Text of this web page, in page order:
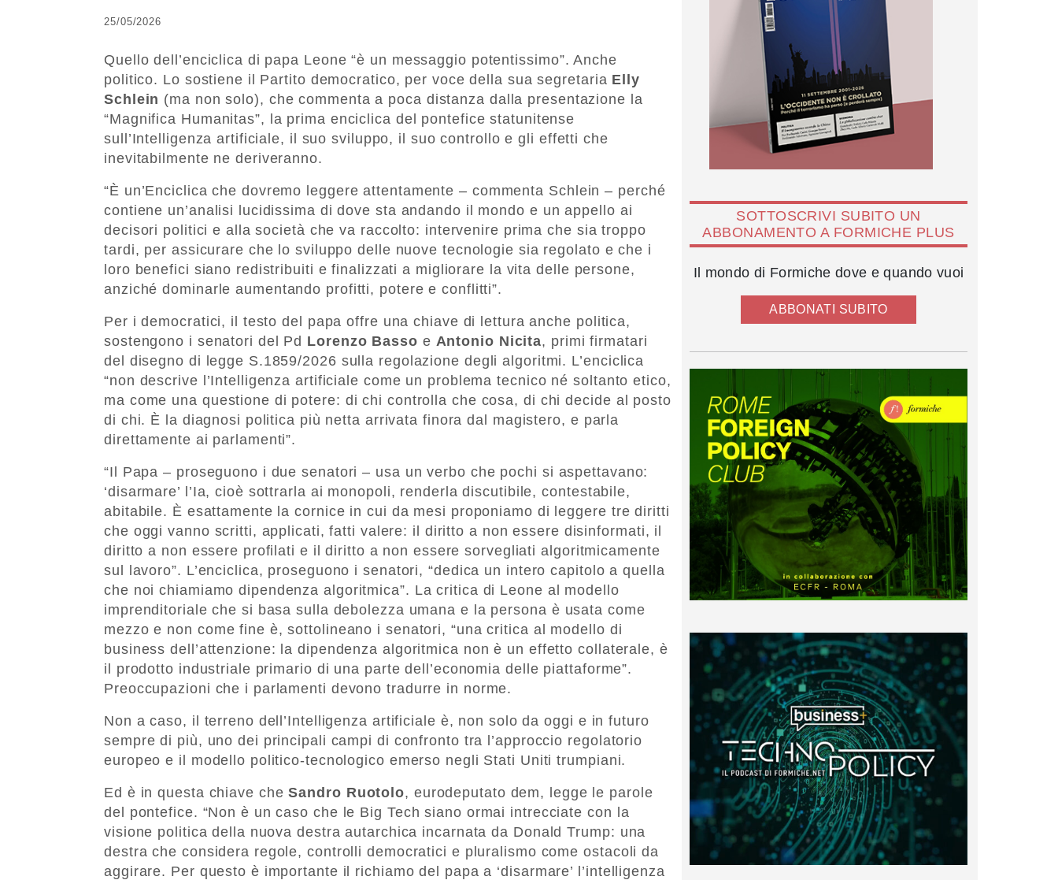
25/05/2026
Quello dell’enciclica di papa Leone “è un messaggio potentissimo”. Anche
politico. Lo sostiene il Partito democratico, per voce della sua segretaria Elly
Schlein (ma non solo), che commenta a poca distanza dalla presentazione la
“Magnifica Humanitas”, la prima enciclica del pontefice statunitense
sull’Intelligenza artificiale, il suo sviluppo, il suo controllo e gli effetti che
inevitabilmente ne deriveranno.
“È un’Enciclica che dovremo leggere attentamente – commenta Schlein – perché
contiene un’analisi lucidissima di dove sta andando il mondo e un appello ai
decisori politici e alla società che va raccolto: intervenire prima che sia troppo
tardi, per assicurare che lo sviluppo delle nuove tecnologie sia regolato e che i
loro benefici siano redistribuiti e finalizzati a migliorare la vita delle persone,
anziché dominarle aumentando profitti, potere e conflitti”.
Per i democratici, il testo del papa offre una chiave di lettura anche politica,
sostengono i senatori del Pd Lorenzo Basso e Antonio Nicita, primi firmatari
del disegno di legge S.1859/2026 sulla regolazione degli algoritmi. L’enciclica
“non descrive l’Intelligenza artificiale come un problema tecnico né soltanto etico,
ma come una questione di potere: di chi controlla che cosa, di chi decide al posto
di chi. È la diagnosi politica più netta arrivata finora dal magistero, e parla
direttamente ai parlamenti”.
“Il Papa – proseguono i due senatori – usa un verbo che pochi si aspettavano:
‘disarmare’ l’Ia, cioè sottrarla ai monopoli, renderla discutibile, contestabile,
abitabile. È esattamente la cornice in cui da mesi proponiamo di leggere tre diritti
che oggi vanno scritti, applicati, fatti valere: il diritto a non essere disinformati, il
diritto a non essere profilati e il diritto a non essere sorvegliati algoritmicamente
sul lavoro”. L’enciclica, proseguono i senatori, “dedica un intero capitolo a quella
che noi chiamiamo dipendenza algoritmica”. La critica di Leone al modello
imprenditoriale che si basa sulla debolezza umana e la persona è usata come
mezzo e non come fine è, sottolineano i senatori, “una critica al modello di
business dell’attenzione: la dipendenza algoritmica non è un effetto collaterale, è
il prodotto industriale primario di una parte dell’economia delle piattaforme”.
Preoccupazioni che i parlamenti devono tradurre in norme.
Non a caso, il terreno dell’Intelligenza artificiale è, non solo da oggi e in futuro
sempre di più, uno dei principali campi di confronto tra l’approccio regolatorio
europeo e il modello politico-tecnologico emerso negli Stati Uniti trumpiani.
Ed è in questa chiave cheSandro Ruotolo, eurodeputato dem, legge le parole
del pontefice. “Non è un caso che le Big Tech siano ormai intrecciate con la
visione politica della nuova destra autarchica incarnata da Donald Trump: una
destra che considera regole, controlli democratici e pluralismo come ostacoli da
aggirare. Per questo è importante il richiamo del papa a ‘disarmare’ l’intelligenza
SOTTOSCRIVI SUBITO UN
ABBONAMENTO A FORMICHE PLUS
Il mondo di Formiche dove e quando vuoi
ABBONATI SUBITO